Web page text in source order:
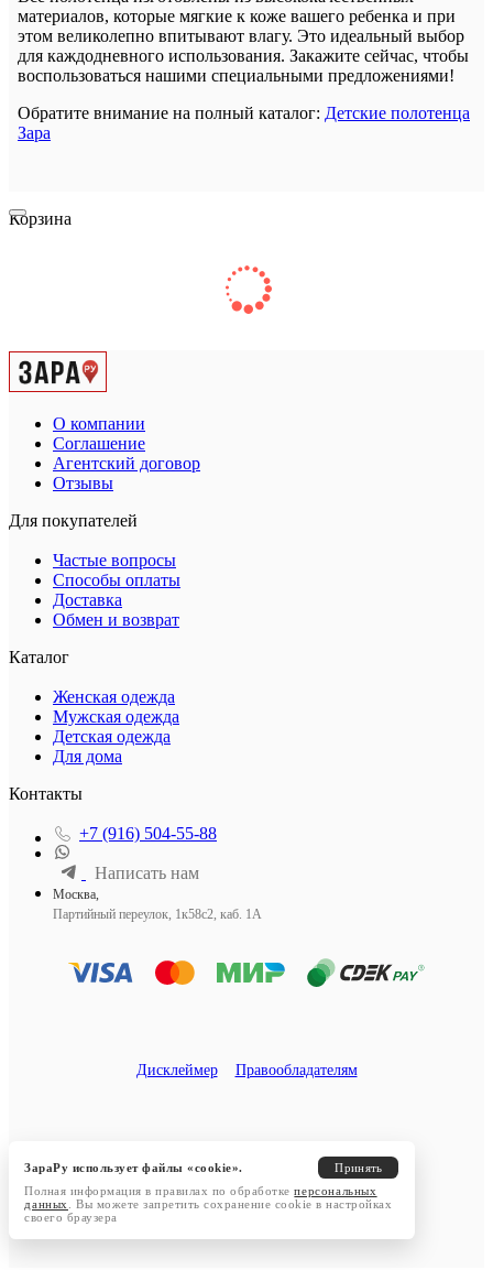
материалов, которые мягкие к коже вашего ребенка и при
этом великолепно впитывают влагу. Это идеальный выбор
для каждодневного использования. Закажите сейчас, чтобы
воспользоваться нашими специальными предложениями!
Обратите внимание на полный каталог: Детские полотенца
Зара
Корзина
О компании
Соглашение
Агентский договор
Отзывы
Для покупателей
Частые вопросы
Способы оплаты
Доставка
Обмен и возврат
Каталог
Женская одежда
Мужская одежда
Детская одежда
Для дома
Контакты
+7 (916) 504-55-88
Написать нам
Москва,
Партийный переулок, 1к58с2, каб. 1А
Дисклеймер Правообладателям
ЗараРу использует файлы «cookie».
Принять
Полная информация в правилах по обработкеперсональных
данных
. Вы можете запретить сохранение cookie в настройках
своего браузера